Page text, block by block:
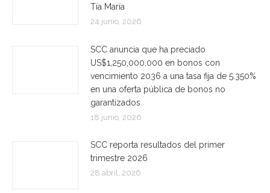
Tía María
24 junio, 2026
SCC anuncia que ha preciado
US$1,250,000,000 en bonos con
vencimiento 2036 a una tasa fija de 5.350%
en una oferta pública de bonos no
garantizados
18 junio, 2026
SCC reporta resultados del primer
trimestre 2026
28 abril, 2026